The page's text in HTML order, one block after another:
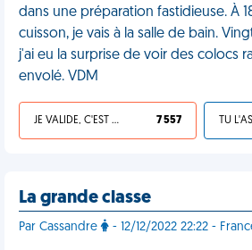
dans une préparation fastidieuse. À
cuisson, je vais à la salle de bain.
j'ai eu la surprise de voir des colocs
envolé. VDM
JE VALIDE, C'EST UNE VDM 7 557
La grande classe
Par Cassandre - 12/12/2022 22:22 -